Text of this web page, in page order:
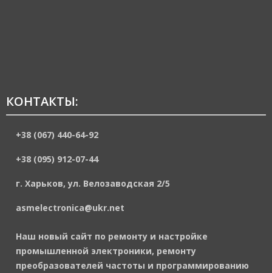
КОНТАКТЫ:
+38 (067) 440-64-92
+38 (095) 912-07-44
г. Харьков, ул. Велозаводская 2/5
asmelectronica@ukr.net
Наш новый сайт по ремонту и настройке
промышленной электроники, ремонту
преобразователей частоты и программированию